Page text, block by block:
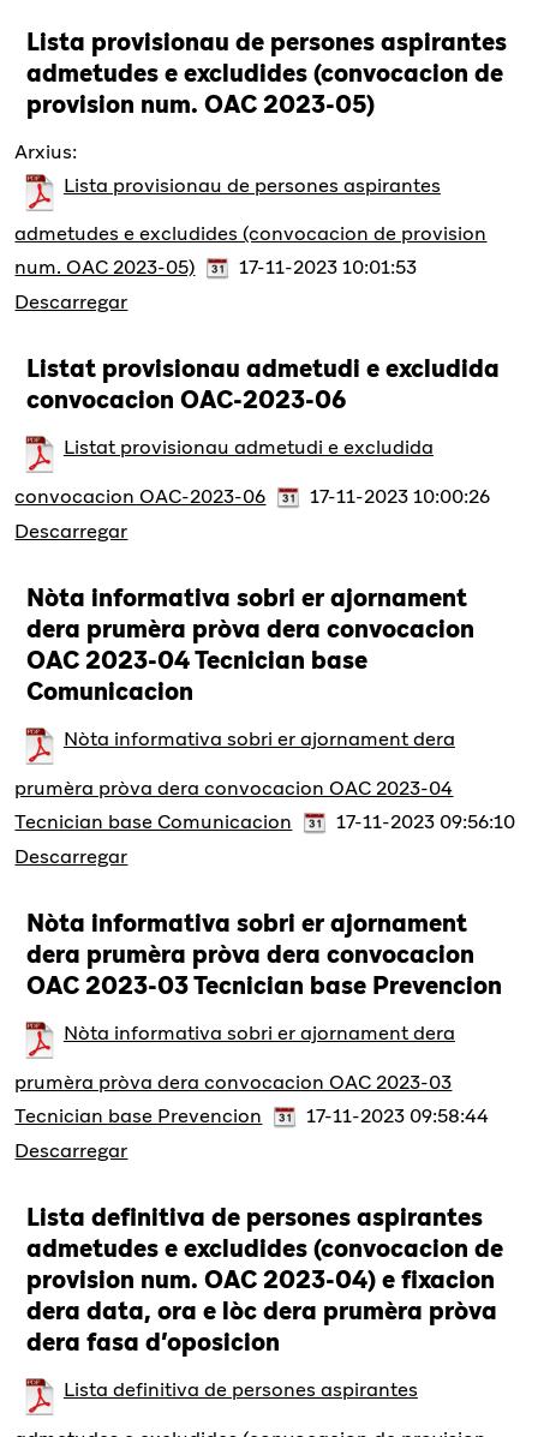
Lista provisionau de persones aspirantes
admetudes e excludides (convocacion de
provision num. OAC 2023-05)
Arxius:
Lista provisionau de persones aspirantes
admetudes e excludides (convocacion de provision
num. OAC 2023-05)
17-11-2023 10:01:53
Descarregar
Listat provisionau admetudi e excludida
convocacion OAC-2023-06
Listat provisionau admetudi e excludida
convocacion OAC-2023-06
17-11-2023 10:00:26
Descarregar
Nòta informativa sobri er ajornament
dera prumèra pròva dera convocacion
OAC 2023-04 Tecnician base
Comunicacion
Nòta informativa sobri er ajornament dera
prumèra pròva dera convocacion OAC 2023-04
Tecnician base Comunicacion
17-11-2023 09:56:10
Descarregar
Nòta informativa sobri er ajornament
dera prumèra pròva dera convocacion
OAC 2023-03 Tecnician base Prevencion
Nòta informativa sobri er ajornament dera
prumèra pròva dera convocacion OAC 2023-03
Tecnician base Prevencion
17-11-2023 09:58:44
Descarregar
Lista definitiva de persones aspirantes
admetudes e excludides (convocacion de
provision num. OAC 2023-04) e fixacion
dera data, ora e lòc dera prumèra pròva
dera fasa d’oposicion
Lista definitiva de persones aspirantes